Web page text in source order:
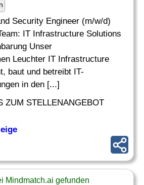
Security Engineer (m/w/d)
IT Infrastructure Solutions
Unser
Leuchter IT Infrastructure
baut und betreibt IT-
in den [...]
ZUM STELLENANGEBOT
Mindmatch.ai gefunden